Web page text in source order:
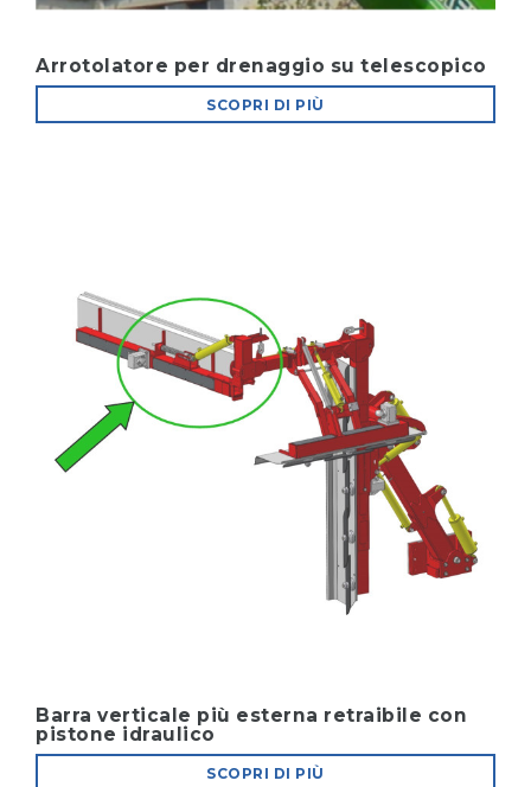
Arrotolatore per drenaggio su telescopico
SCOPRI DI PIÙ
Barra verticale più esterna retraibile con
pistone idraulico
SCOPRI DI PIÙ